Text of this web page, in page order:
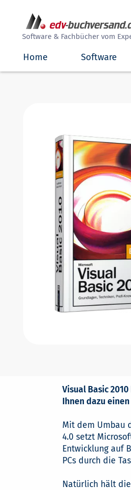
Software & Fachbücher vom
Home Software
Visual Basic
Ihnen dazu
Mit dem Umbau
4.0 setzt
Entwicklung auf
PCs durch die
Natürlich hält